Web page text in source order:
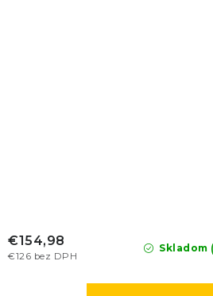
Skladom
€126 bez DPH
€154,98